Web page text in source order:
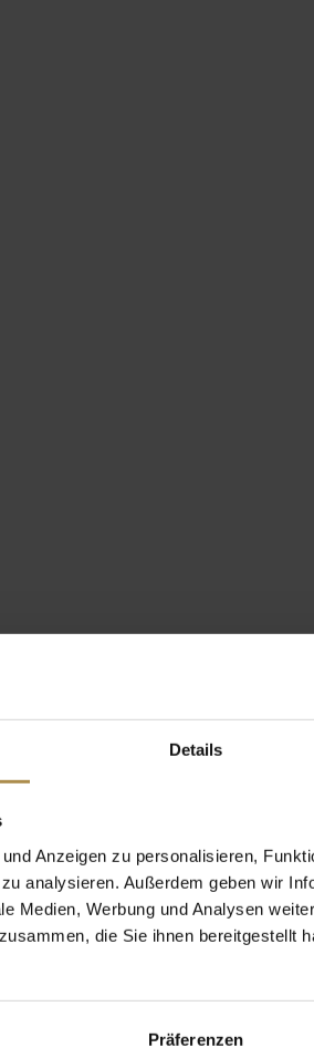
Details
Anzeigen zu personalisieren,
analysieren. Außerdem geben wir
Medien, Werbung und Analysen
die Sie ihnen bereitgestellt
Präferenzen